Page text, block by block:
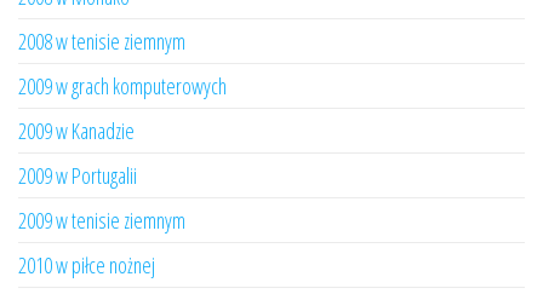
2008 w tenisie ziemnym
2009 w grach komputerowych
2009 w Kanadzie
2009 w Portugalii
2009 w tenisie ziemnym
2010 w piłce nożnej